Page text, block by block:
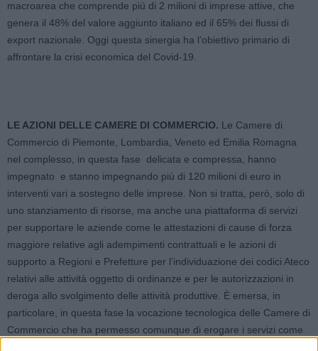
macroarea che comprende più di 2 milioni di imprese attive, che
genera il 48% del valore aggiunto italiano ed il 65% dei flussi di
export nazionale. Oggi questa sinergia ha l’obiettivo primario di
affrontare la crisi economica del Covid-19.
LE AZIONI DELLE CAMERE DI COMMERCIO. Le Camere di
Commercio di Piemonte, Lombardia, Veneto ed Emilia Romagna
nel complesso, in questa fase delicata e compressa, hanno
impegnato e stanno impegnando più di 120 milioni di euro in
interventi vari a sostegno delle imprese. Non si tratta, però, solo di
uno stanziamento di risorse, ma anche una piattaforma di servizi
per supportare le aziende come le attestazioni di cause di forza
maggiore relative agli adempimenti contrattuali e le azioni di
supporto a Regioni e Prefetture per l’individuazione dei codici Ateco
relativi alle attività oggetto di ordinanze e per le autorizzazioni in
deroga allo svolgimento delle attività produttive. È emersa, in
particolare, in questa fase la vocazione tecnologica delle Camere di
Commercio che ha permesso comunque di erogare i servizi come